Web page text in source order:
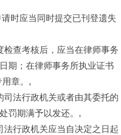
时应当同时提交已刊登遗失
检查考核后，应当在律师事务
期；在律师事务所执业证书
用章。,
司法行政机关或者由其委托的
罚期满予以发还。,
法行政机关应当自决定之日起